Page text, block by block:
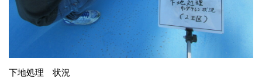
下地処理 状況